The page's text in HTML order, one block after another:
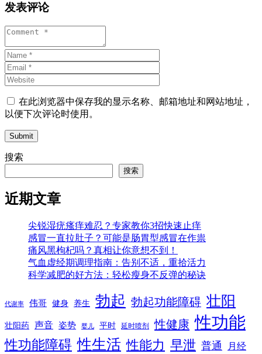
发表评论
在此浏览器中保存我的显示名称、邮箱地址和网站地址，
以便下次评论时使用。
Submit
搜索
搜索
近期文章
尖锐湿疣瘙痒难忍？专家教你3招快速止痒
感冒一直拉肚子？可能是肠胃型感冒在作祟
痛风黑枸杞吗？真相让你意想不到！
气血虚经期调理指南：告别不适，重拾活力
科学减肥的好方法：轻松瘦身不反弹的秘诀
代谢率 伟哥 健身 养生 勃起 勃起功能障碍 壮阳
壮阳药 声音 姿势 婴儿 平时 延时喷剂 性健康 性功能
性功能障碍 性生活 性能力 早泄 普通 月经